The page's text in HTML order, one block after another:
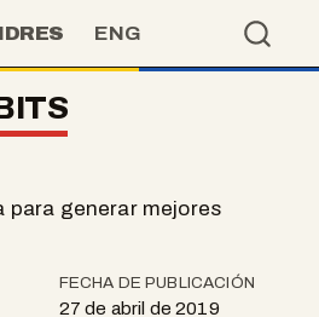
ENG
para generar mejores
FECHA DE PUBLICACIÓN
27 de abril de 2019